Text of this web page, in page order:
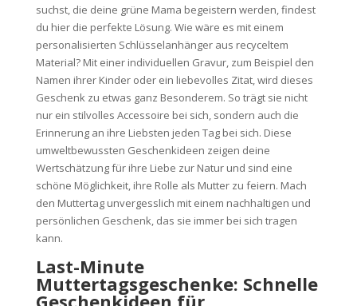
suchst, die deine grüne Mama begeistern werden, findest
du hier die perfekte Lösung. Wie wäre es mit einem
personalisierten Schlüsselanhänger aus recyceltem
Material? Mit einer individuellen Gravur, zum Beispiel den
Namen ihrer Kinder oder ein liebevolles Zitat, wird dieses
Geschenk zu etwas ganz Besonderem. So trägt sie nicht
nur ein stilvolles Accessoire bei sich, sondern auch die
Erinnerung an ihre Liebsten jeden Tag bei sich. Diese
umweltbewussten Geschenkideen zeigen deine
Wertschätzung für ihre Liebe zur Natur und sind eine
schöne Möglichkeit, ihre Rolle als Mutter zu feiern. Mach
den Muttertag unvergesslich mit einem nachhaltigen und
persönlichen Geschenk, das sie immer bei sich tragen
kann.
Last-Minute
Muttertagsgeschenke: Schnelle
Geschenkideen für